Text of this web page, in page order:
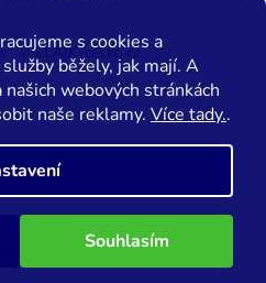
s cookies a
běžely, jak mají. A
webových stránkách
naše reklamy. Více tady..
Souhlasím
WELAIK-cesko.cz
Shoptet
cookies